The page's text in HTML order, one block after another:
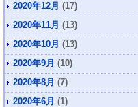
2020年12月 (17)
2020年11月 (13)
2020年10月 (13)
2020年9月 (10)
2020年8月 (7)
2020年6月 (1)